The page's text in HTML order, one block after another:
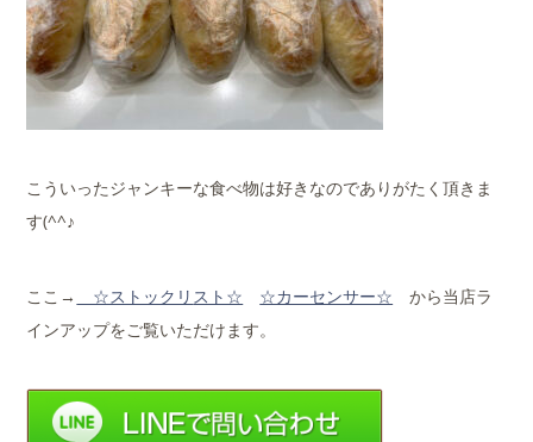
こういったジャンキーな食べ物は好きなのでありがたく頂きま
す(^^♪
ここ→ ☆ストックリ スト☆ ☆カーセンサー☆ から当店ラ
インアップをご覧いただけます。